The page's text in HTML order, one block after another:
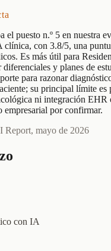
el puesto n.º 5 en nuestra
clínica, con 3.8/5, una
Es más útil para
diferenciales y planes de
para razonar
su principal límite es
ni integración EHR
empresarial por confirmar.
Report, mayo de 2026
con IA